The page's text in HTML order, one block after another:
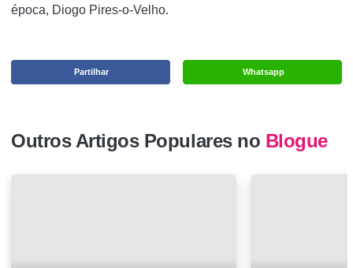
época, Diogo Pires-o-Velho.
Whatsapp
Partilhar
Outros Artigos Populares no Blogue